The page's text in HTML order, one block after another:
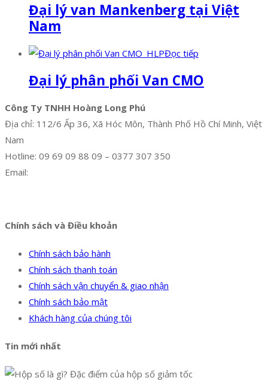
Đại lý van Mankenberg tại Việt
Nam
Đọc tiếp
Đại lý phân phối Van CMO
Công Ty TNHH Hoàng Long Phú
Địa chỉ: 112/6 Ấp 36, Xã Hóc Môn, Thành Phố Hồ Chí Minh, Việt
Nam
Hotline: 09 69 09 88 09 – 0377 307 350
Email:
Chính sách và Điều khoản
Chính sách bảo hành
Chính sách thanh toán
Chính sách vận chuyển & giao nhận
Chính sách bảo mật
Khách hàng của chúng tôi
Tin mới nhất